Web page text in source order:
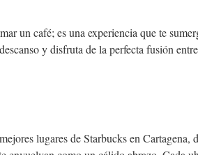
un café; es una experiencia que te
y disfruta de la perfecta fusión
lugares de Starbucks en Cartagena,